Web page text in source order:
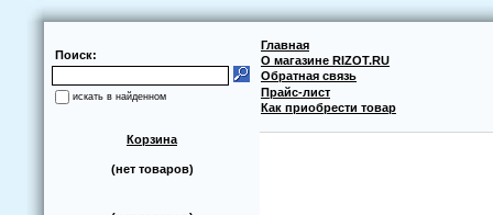
Поиск:
искать в найденном
Главная
О магазине RIZOT.RU
Обратная связь
Прайс-лист
Как приобрести товар
Корзина
(нет товаров)